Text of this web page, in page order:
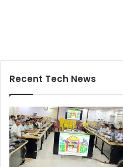
Recent Tech News